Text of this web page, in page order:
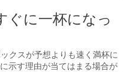
ぐに一杯になっ
クスが予想よりも速く満杯に
示す理由が当てはまる場合が